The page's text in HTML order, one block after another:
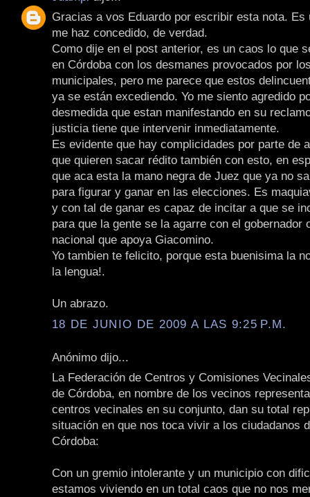
Gracias a vos Eduardo por escribir esta nota. Es
me haz concedido, de verdad.
Como dije en el post anterior, es un caos lo que
en Córdoba con los desmanes provocados por
municipales, pero me parece que estos
ya se están excediendo. Yo me siento agredido
desmedida que estan manifestando en su
justicia tiene que intervenir inmediatamente.
Es evidente que hay complicidades por parte de
que quieren sacar rédito también con esto, en
que aca esta la mano negra de Juez que ya no
para figurar y ganar en las elecciones. Es
y con tal de ganar es capaz de incitar a que se
para que la gente se la agarre con el gobernador
nacional que apoya Giacomino.
Yo tambien te felicito, porque esta buenisima la
la lengua!.
Un abrazo.
18 DE JUNIO DE 2009 A LAS 9:25 P.M.
Anónimo dijo...
La Federación de Centros y Comisiones
de Córdoba, en nombre de los vecinos
centros vecinales en su conjunto, dan su total
situación en que nos toca vivir a los ciudadanos
Córdoba:
Con un gremio intolerante y un municipio con
estamos viviendo en un total caos que no nos